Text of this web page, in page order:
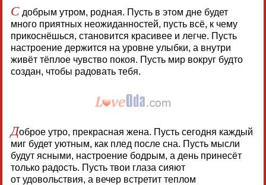
Сдобрым утром, родная. Пусть в этом дне будет
много приятных неожиданностей, пусть всё, к чему
прикоснёшься, становится красивее и легче. Пусть
настроение держится на уровне улыбки, а внутри
живёт тёплое чувство покоя. Пусть мир вокруг будто
создан, чтобы радовать тебя.
Доброе утро, прекрасная жена. Пусть сегодня каждый
миг будет уютным, как плед после сна. Пусть мысли
будут ясными, настроение бодрым, а день принесёт
только радость. Пусть твои глаза сияют
от удовольствия, а вечер встретит теплом